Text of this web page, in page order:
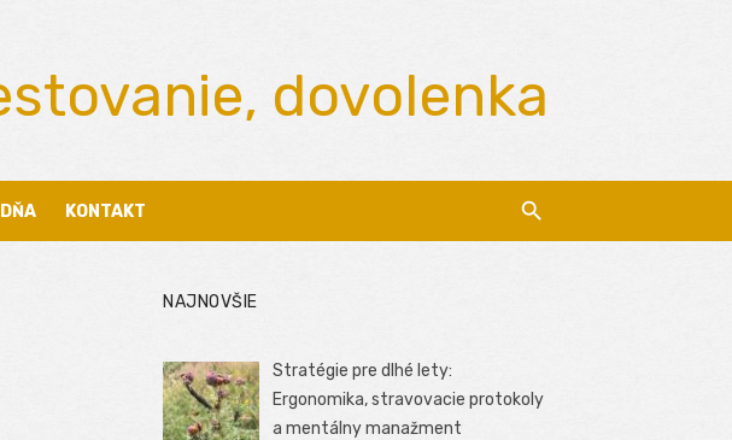
dovolenka
KONTAKT
NAJNOVŠIE
Stratégie pre dlhé lety:
Ergonomika, stravovacie protokoly
a mentálny manažment